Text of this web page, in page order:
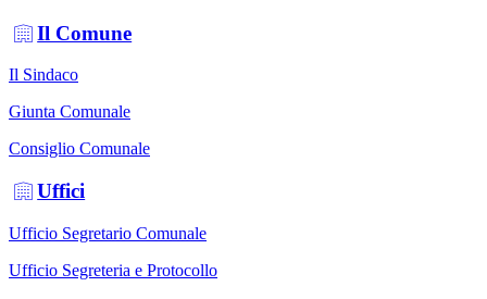
Il Comune
Il Sindaco
Giunta Comunale
Consiglio Comunale
Uffici
Ufficio Segretario Comunale
Ufficio Segreteria e Protocollo